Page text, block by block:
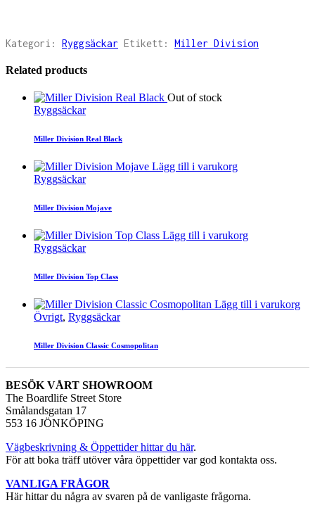
Kategori: Ryggsäckar Etikett: Miller Division
Related products
Out of stock
Ryggsäckar
Miller Division Real Black
Lägg till i varukorg
Ryggsäckar
Miller Division Mojave
Lägg till i varukorg
Ryggsäckar
Miller Division Top Class
Lägg till i varukorg
Övrigt, Ryggsäckar
Miller Division Classic Cosmopolitan
BESÖK VÅRT SHOWROOM
The Boardlife Street Store
Smålandsgatan 17
553 16 JÖNKÖPING
Vägbeskrivning & Öppettider hittar du här.
För att boka träff utöver våra öppettider var god kontakta oss.
VANLIGA FRÅGOR
Här hittar du några av svaren på de vanligaste frågorna.